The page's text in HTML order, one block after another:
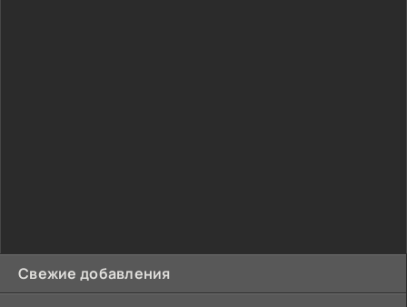
Свежие добавления